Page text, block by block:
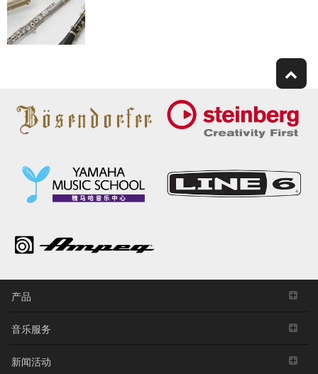
产品
音乐服务
新闻活动